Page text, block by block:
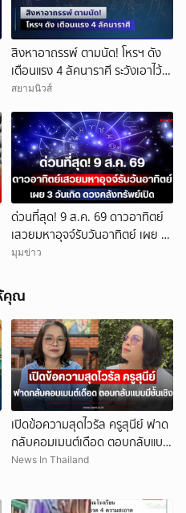
สิงหาอาถรรพ์ ตามนัด! โหรฯ ดัง
เตือนแรง 4 ลัคนาราศี ระวังเอาไว้ให้
ดี
สยามนิวส์
ด่วนที่สุด! 9 ส.ค. 69 ดาวอาทิตย์
เสวยมหาอุจจ์รับวันอาทิตย์ เผย 3
วันเกิด ดวงคลังทรัพย์เปิด เงิน
มุมข่าว
คุณ
เปิดข้อความสุดไวรัล ครูสุนีย์ ฟาด
กลับคอมเมนต์เดือด ตอบกลับแบบ
มีชั้นเชิง
News In Thailand